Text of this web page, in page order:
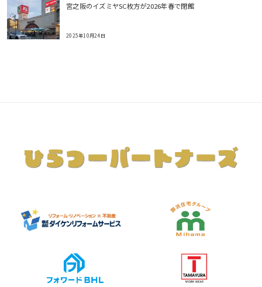
宮之阪のイズミヤSC枚方が2026年春で閉館
2025年10月24日